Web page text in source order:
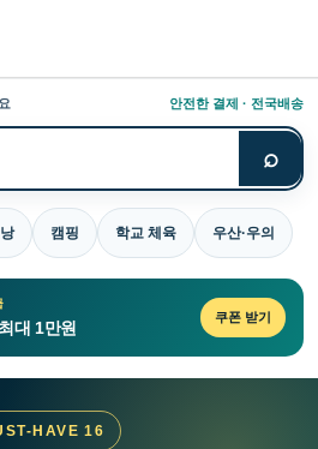
안전한 결제 · 전국배송
⌕
캠핑 학교 체육 우산·우의
대 1만원
쿠폰 받기
HAVE 16